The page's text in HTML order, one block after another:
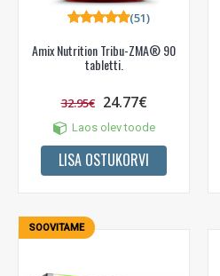
Amix Nutrition Tribu-ZMA® 90
tabletti.
(51)
32.95€ 24.77€
Laos olev toode
LISA OSTUKORVI
SOOVITAME